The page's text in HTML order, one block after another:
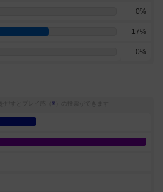
0%
17%
0%
※